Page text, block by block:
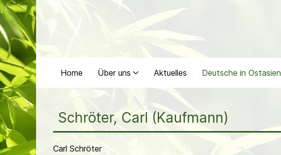
Home Über uns Aktuelles Deutsche in Ostasien
Schröter, Carl (Kaufmann)
Carl Schröter